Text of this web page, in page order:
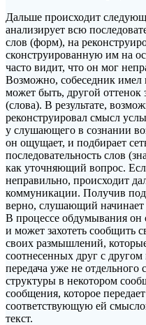
Дальше происходит
анализирует всю
слов (форм), на
сконструированную им на
часто видит, что он мог
Возможно, собеседник имел
может быть, другой оттенок
(слова). В результате,
реконструировал смысл
у слушающего в сознании
он ощущает, и подбирает
последовательность слов
как уточняющий вопрос.
неправильно, происходит
коммуникации. Получив
верно, слушающий
В процессе обдумывания он
и может захотеть сообщить
своих размышлений,
соотнесенных друг с
передача уже не
структуры в некотором
сообщения, которое
соответствующую ей
текст.